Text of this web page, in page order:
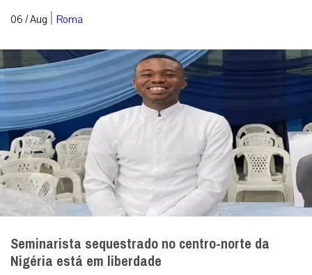
06 / Aug | Roma
Seminarista sequestrado no centro-norte da
Nigéria está em liberdade